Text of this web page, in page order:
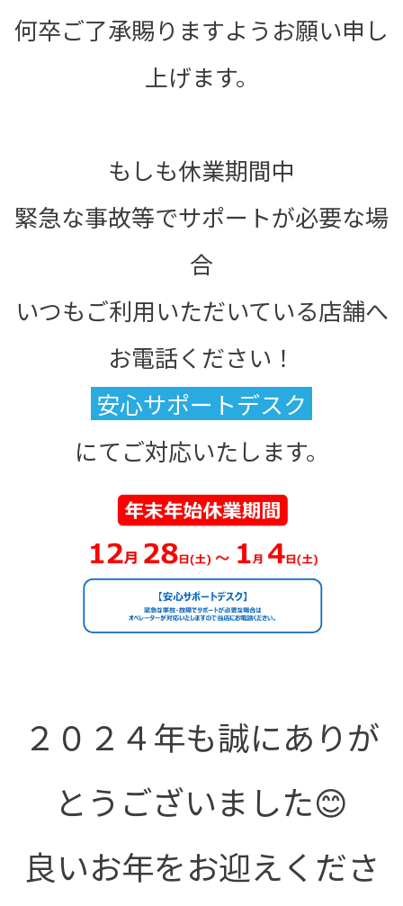
何卒ご了承賜りますようお願い申し
上げます。
もしも休業期間中
緊急な事故等でサポートが必要な場
合
いつもご利用いただいている店舗へ
お電話ください！
安心サポートデスク
にてご対応いたします。
２０２４年も誠にありが
とうございました😊
良いお年をお迎えくださ